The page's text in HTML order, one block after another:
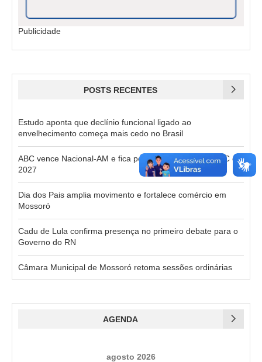
Publicidade
POSTS RECENTES
Estudo aponta que declínio funcional ligado ao
envelhecimento começa mais cedo no Brasil
ABC vence Nacional-AM e fica perto do acesso à Série C de
2027
Dia dos Pais amplia movimento e fortalece comércio em
Mossoró
Cadu de Lula confirma presença no primeiro debate para o
Governo do RN
Câmara Municipal de Mossoró retoma sessões ordinárias
AGENDA
agosto 2026